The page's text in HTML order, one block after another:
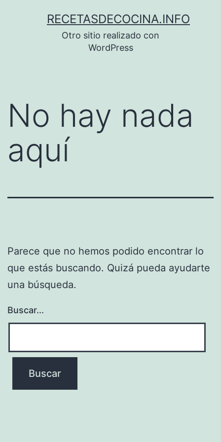
RECETASDECOCINA.INFO
Otro sitio realizado con
WordPress
No hay nada
aquí
Parece que no hemos podido encontrar lo
que estás buscando. Quizá pueda ayudarte
una búsqueda.
Buscar...